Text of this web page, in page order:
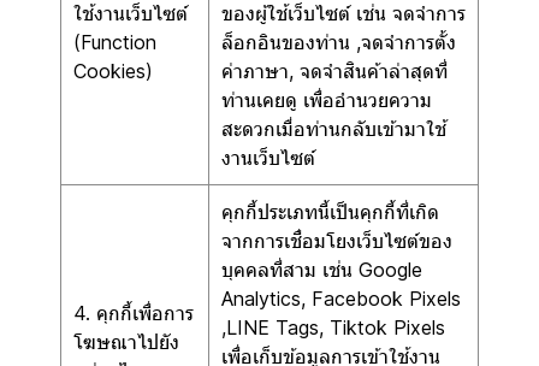
ใช้งานเว็บไซต์
(Function
Cookies)
ของผู้ใช้เว็บไซต์ เช่น จดจำการ
ล็อกอินของท่าน ,จดจำการตั้ง
ค่าภาษา, จดจำสินค้าล่าสุดที่
ท่านเคยดู เพื่ออำนวยความ
สะดวกเมื่อท่านกลับเข้ามาใช้
งานเว็บไซต์
4. คุกกี้เพื่อการ
โฆษณาไปยัง
คุกกี้ประเภทนี้เป็นคุกกี้ที่เกิด
จากการเชื่อมโยงเว็บไซต์ของ
บุคคลที่สาม เช่น Google
Analytics, Facebook Pixels
,LINE Tags, Tiktok Pixels
เพื่อเก็บข้อมูลการเข้าใช้งาน